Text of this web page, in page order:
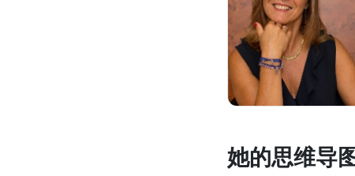
她的思维导